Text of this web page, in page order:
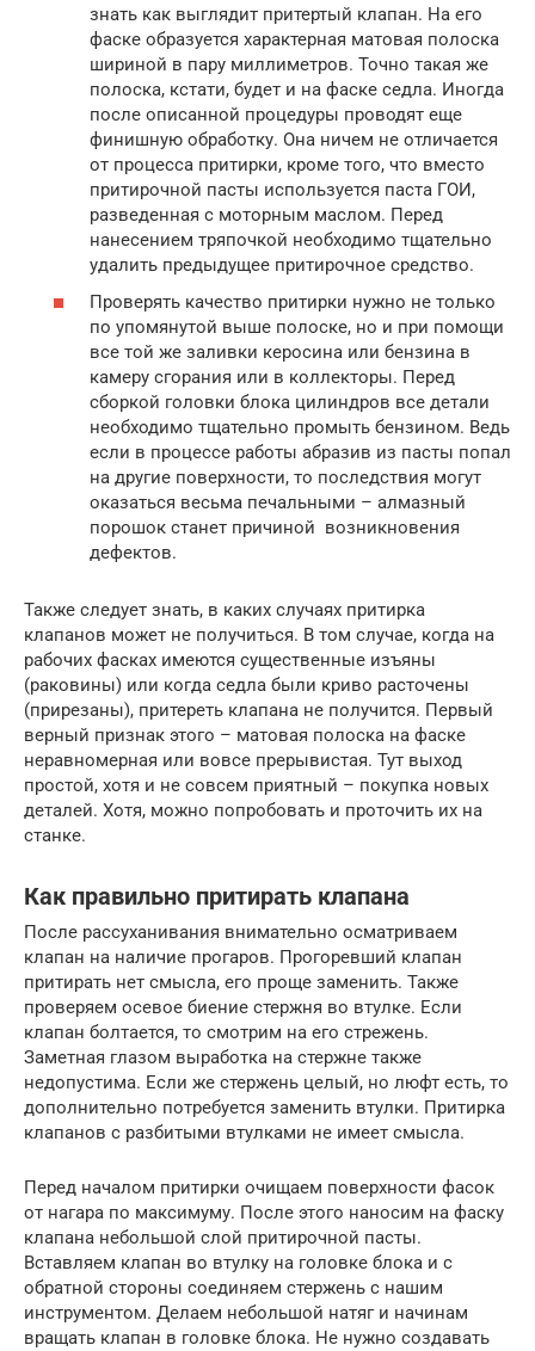
знать как выглядит притертый клапан. На его
фаске образуется характерная матовая полоска
шириной в пару миллиметров. Точно такая же
полоска, кстати, будет и на фаске седла. Иногда
после описанной процедуры проводят еще
финишную обработку. Она ничем не отличается
от процесса притирки, кроме того, что вместо
притирочной пасты используется паста ГОИ,
разведенная с моторным маслом. Перед
нанесением тряпочкой необходимо тщательно
удалить предыдущее притирочное средство.
Проверять качество притирки нужно не только
по упомянутой выше полоске, но и при помощи
все той же заливки керосина или бензина в
камеру сгорания или в коллекторы. Перед
сборкой головки блока цилиндров все детали
необходимо тщательно промыть бензином. Ведь
если в процессе работы абразив из пасты попал
на другие поверхности, то последствия могут
оказаться весьма печальными – алмазный
порошок станет причиной возникновения
дефектов.
Также следует знать, в каких случаях притирка
клапанов может не получиться. В том случае, когда на
рабочих фасках имеются существенные изъяны
(раковины) или когда седла были криво расточены
(прирезаны), притереть клапана не получится. Первый
верный признак этого – матовая полоска на фаске
неравномерная или вовсе прерывистая. Тут выход
простой, хотя и не совсем приятный – покупка новых
деталей. Хотя, можно попробовать и проточить их на
станке.
Как правильно притирать клапана
После рассуханивания внимательно осматриваем
клапан на наличие прогаров. Прогоревший клапан
притирать нет смысла, его проще заменить. Также
проверяем осевое биение стержня во втулке. Если
клапан болтается, то смотрим на его стрежень.
Заметная глазом выработка на стержне также
недопустима. Если же стержень целый, но люфт есть, то
дополнительно потребуется заменить втулки. Притирка
клапанов с разбитыми втулками не имеет смысла.
Перед началом притирки очищаем поверхности фасок
от нагара по максимуму. После этого наносим на фаску
клапана небольшой слой притирочной пасты.
Вставляем клапан во втулку на головке блока и с
обратной стороны соединяем стержень с нашим
инструментом. Делаем небольшой натяг и начинам
вращать клапан в головке блока. Не нужно создавать